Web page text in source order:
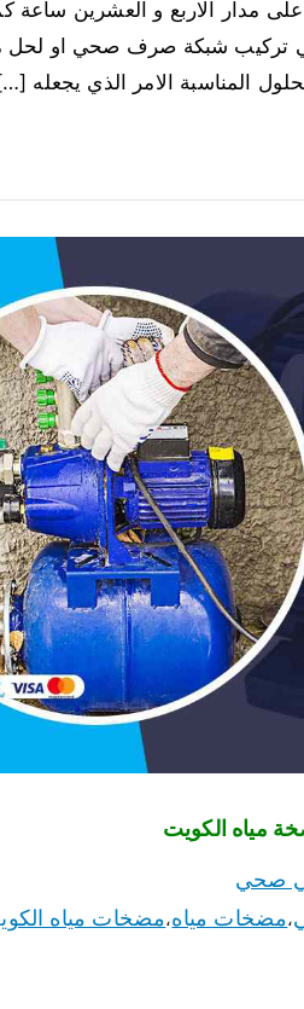
مدار الاربع و العشرين ساعة
في تركيب شبكة صرف صحي او
المناسبة الامر الذي يجعله
صحي
،مضخات مياه،مضخات مياه